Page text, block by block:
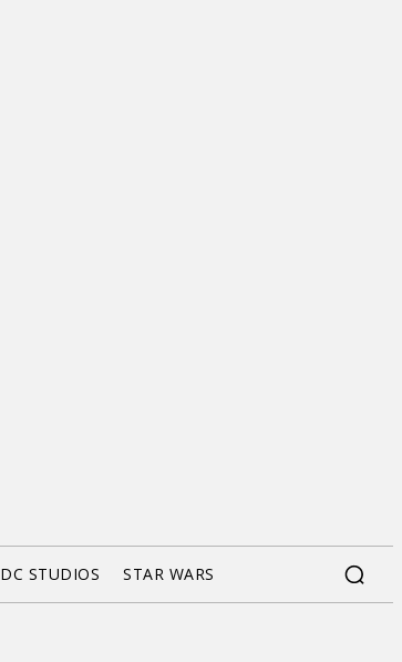
DC STUDIOS STAR WARS